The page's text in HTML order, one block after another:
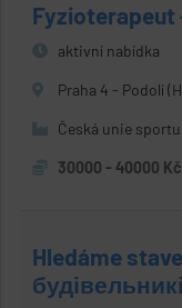
aktivní nabídka
Praha 4 - Podolí
Česká unie
30000 - 40000 Kč
Hledáme